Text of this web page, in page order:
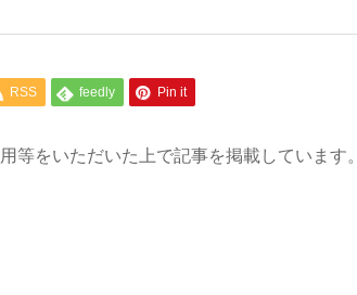
RSS feedly Pin it
等をいただいた上で記事を掲載しています。